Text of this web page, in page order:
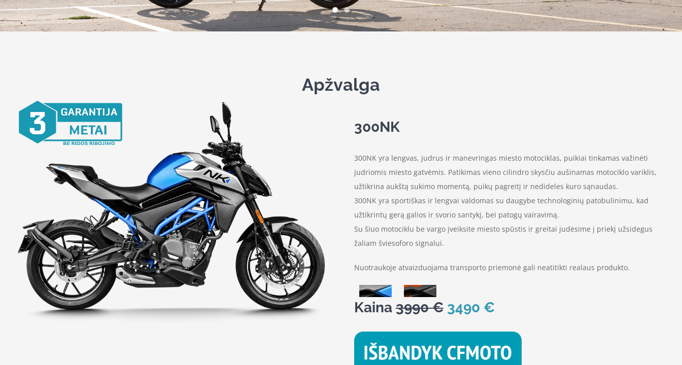
Apžvalga
300NK
300NK yra lengvas, judrus ir manevringas miesto motociklas, puikiai tinkamas važinėti
judriomis miesto gatvėmis. Patikimas vieno cilindro skysčiu aušinamas motociklo variklis,
užtikrina aukštą sukimo momentą, puikų pagreitį ir nedideles kuro sąnaudas.
300NK yra sportiškas ir lengvai valdomas su daugybe technologinių patobulinimu, kad
užtikrintų gerą galios ir svorio santykį, bei patogų vairavimą.
Su šiuo motociklu be vargo įveiksite miesto spūstis ir greitai judėsime į priekį užsidegus
žaliam šviesoforo signalui.
Nuotraukoje atvaizduojama transporto priemonė gali neatitikti realaus produkto.
Kaina3990 € 3490 €